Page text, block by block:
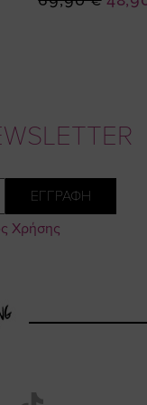
ΕΓΓΡΑΦΗ
Χρήσης